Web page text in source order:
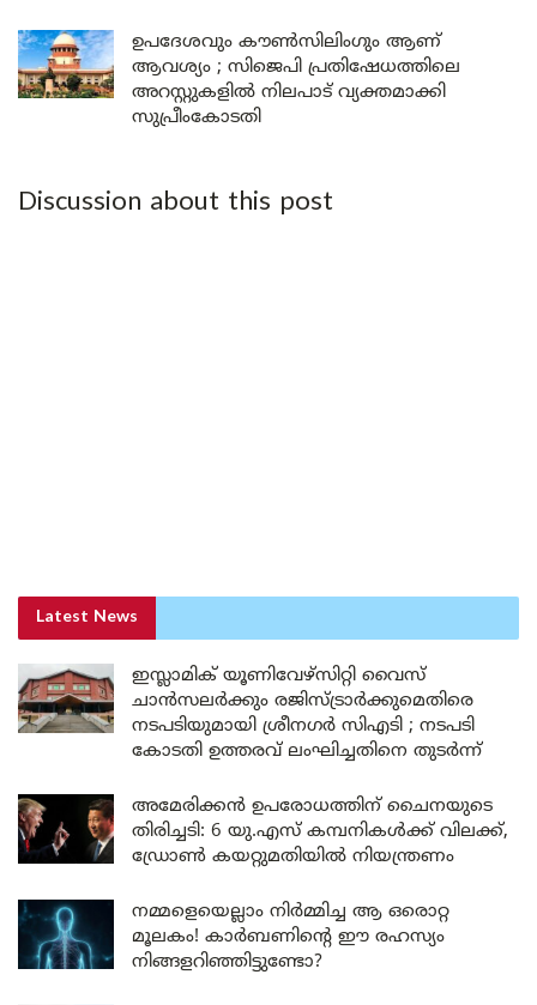
ഉപദേശവും കൗൺസിലിംഗും ആണ്
ആവശ്യം ; സിജെപി പ്രതിഷേധത്തിലെ
അറസ്റ്റുകളിൽ നിലപാട് വ്യക്തമാക്കി
സുപ്രീംകോടതി
Discussion about this post
Latest News
ഇസ്ലാമിക് യൂണിവേഴ്സിറ്റി വൈസ്
ചാൻസലർക്കും രജിസ്ട്രാർക്കുമെതിരെ
നടപടിയുമായി ശ്രീനഗർ സിഎടി ; നടപടി
കോടതി ഉത്തരവ് ലംഘിച്ചതിനെ തുടർന്ന്
അമേരിക്കൻ ഉപരോധത്തിന് ചൈനയുടെ
തിരിച്ചടി: 6 യു.എസ് കമ്പനികൾക്ക് വിലക്ക്,
ഡ്രോൺ കയറ്റുമതിയിൽ നിയന്ത്രണം
നമ്മളെയെല്ലാം നിർമ്മിച്ച ആ ഒരൊറ്റ
മൂലകം! കാർബണിന്റെ ഈ രഹസ്യം
നിങ്ങളറിഞ്ഞിട്ടുണ്ടോ?